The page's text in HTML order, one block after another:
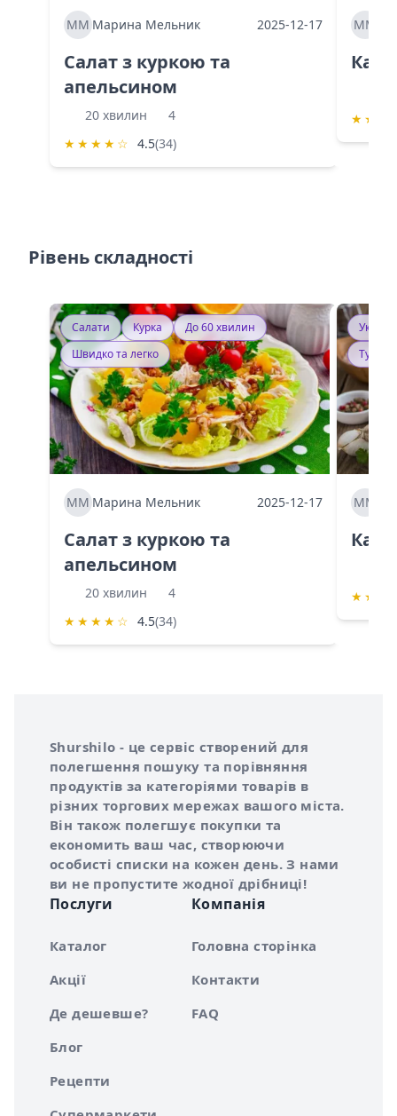
ММ Марина Мельник 2025-12-17
Салат з куркою та
апельсином
20 хвилин
4
★ ★ ★ ★ ☆ 4.5(34)
ММ
★ ★
Рівень складності
Салати Курка
До 60 хвилин
Швидко та легко
ММ Марина Мельник 2025-12-17
Салат з куркою та
апельсином
20 хвилин
4
★ ★ ★ ★ ☆ 4.5(34)
ММ
★ ★
Про сервіс Shurshilo
Shurshilo - це сервіс створений для
полегшення пошуку та порівняння
продуктів за категоріями товарів в
різних торгових мережах вашого міста.
Він також полегшує покупки та
економить ваш час, створюючи
особисті списки на кожен день. З нами
ви не пропустите жодної дрібниці!
Послуги
Каталог
Акції
Де дешевше?
Блог
Рецепти
Компанія
Головна сторінка
Контакти
FAQ